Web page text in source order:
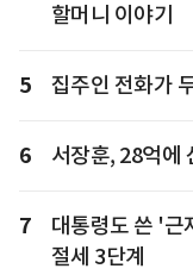
할머니 이야기
5 집주인 전화가
6 서장훈, 28억에
7
대통령도 쓴 '근
절세 3단계